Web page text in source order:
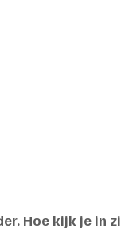
Hoe kijk je in